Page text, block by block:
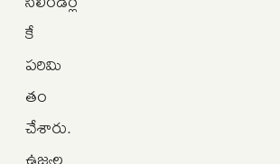
కే
పరిమి
తం
చేశారు.